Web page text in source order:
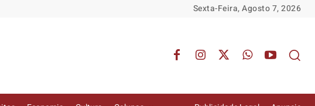
Sexta-Feira, Agosto 7, 2026